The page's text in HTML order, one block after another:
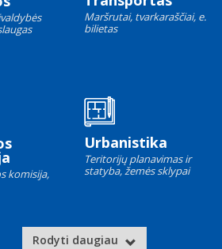
Maršrutai, tvarkaraščiai, e.
bilietas
komisija,
Urbanistika
Teritorijų planavimas ir
statyba, žemės sklypai
Rodyti daugiau